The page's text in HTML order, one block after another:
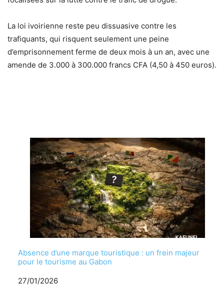
La loi ivoirienne reste peu dissuasive contre les
trafiquants, qui risquent seulement une peine
d’emprisonnement ferme de deux mois à un an, avec une
amende de 3.000 à 300.000 francs CFA (4,50 à 450 euros).
Absence d’une marque touristique : un frein majeur
pour le tourisme au Gabon
Date
27/01/2026